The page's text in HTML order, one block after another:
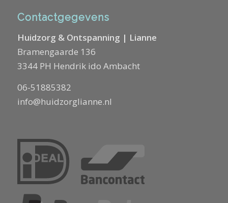
Contactgegevens
Huidzorg & Ontspanning | Lianne
Bramengaarde 136
3344 PH Hendrik ido Ambacht
06-51885382
info@huidzorglianne.nl